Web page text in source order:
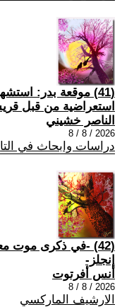
(41) موقعة بدر:
استعراضية من قبل
الناصر خشيني
2026 / 8 / 8
دراسات وابحاث في
(42) -في ذكرى موت
إنجلز-
أنس أفرتوت
2026 / 8 / 8
الارشيف الماركسي